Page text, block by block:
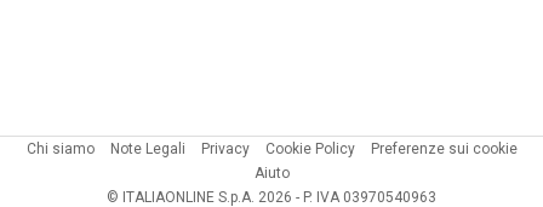
Chi siamo Note Legali Privacy Cookie Policy
Preferenze sui cookie
Aiuto
© ITALIAONLINE S.p.A. 2026 - P. IVA 03970540963